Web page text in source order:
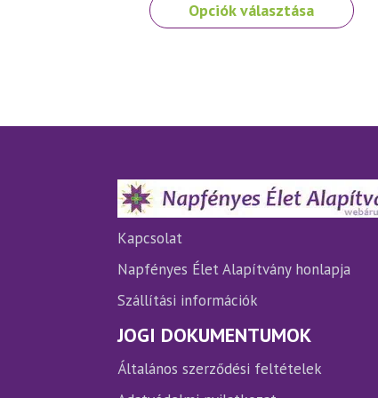
Opciók választása
a
A
termékoldalon
választhatók
Kapcsolat
Napfényes Élet Alapítvány honlapja
Szállítási információk
JOGI DOKUMENTUMOK
Általános szerződési feltételek